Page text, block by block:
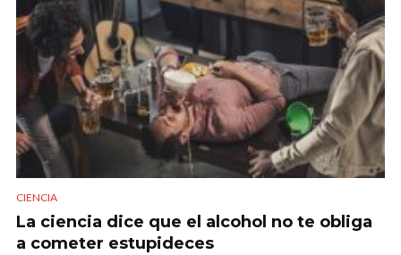
CIENCIA
La ciencia dice que el alcohol no te obliga
a cometer estupideces